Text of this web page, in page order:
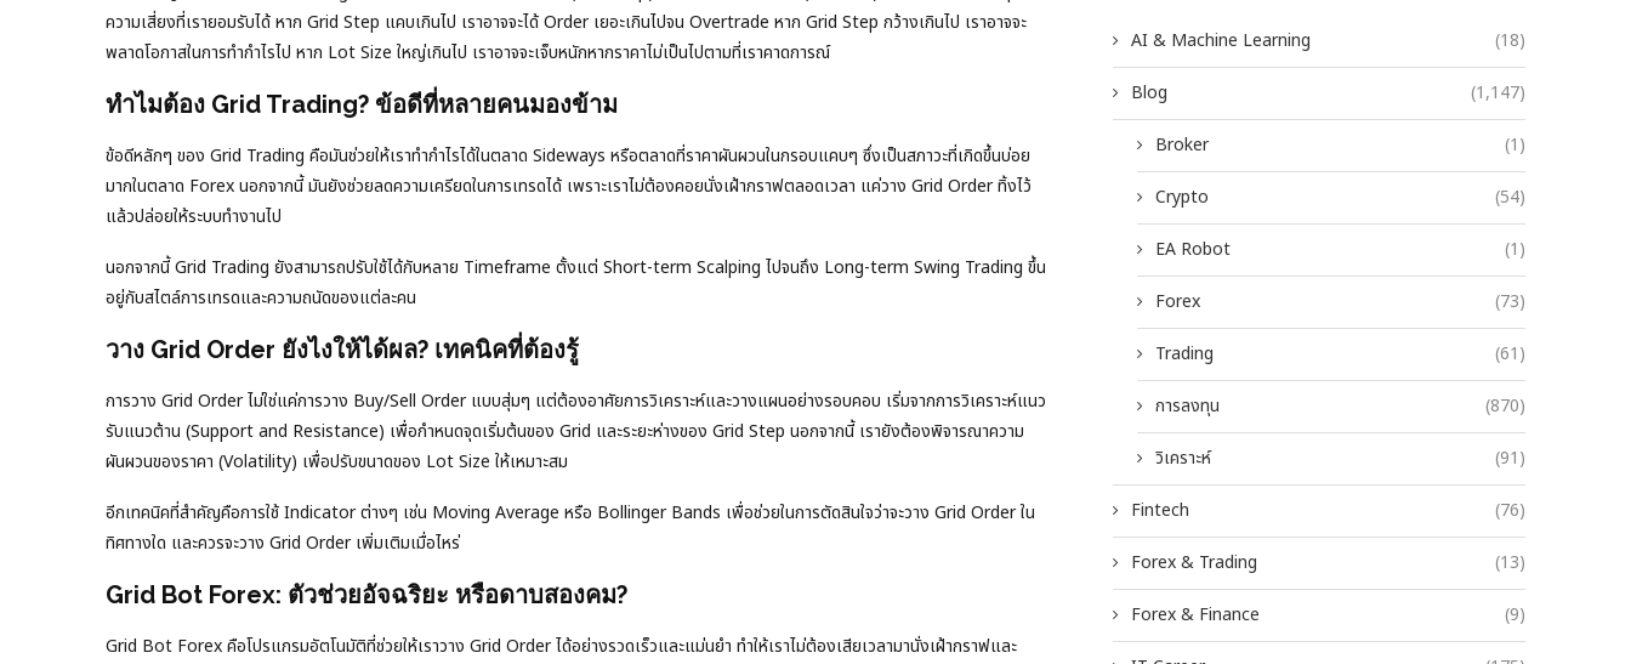
ความเสี่ยงที่เรายอมรับได้ หาก Grid Step แคบเกินไป เราอาจจะได้ Order เยอะเกินไปจน Overtrade หาก Grid Step กว้างเกินไป เราอาจจะ
พลาดโอกาสในการทำกำไรไป หาก Lot Size ใหญ่เกินไป เราอาจจะเจ็บหนักหากราคาไม่เป็นไปตามที่เราคาดการณ์
ทำไมต้อง Grid Trading? ข้อดีที่หลายคนมองข้าม
ข้อดีหลักๆ ของ Grid Trading คือมันช่วยให้เราทำกำไรได้ในตลาด Sideways หรือตลาดที่ราคาผันผวนในกรอบแคบๆ ซึ่งเป็นสภาวะที่เกิดขึ้นบ่อย
มากในตลาด Forex นอกจากนี้ มันยังช่วยลดความเครียดในการเทรดได้ เพราะเราไม่ต้องคอยนั่งเฝ้ากราฟตลอดเวลา แค่วาง Grid Order ทิ้งไว้
แล้วปล่อยให้ระบบทำงานไป
นอกจากนี้ Grid Trading ยังสามารถปรับใช้ได้กับหลาย Timeframe ตั้งแต่ Short-term Scalping ไปจนถึง Long-term Swing Trading ขึ้น
อยู่กับสไตล์การเทรดและความถนัดของแต่ละคน
วาง Grid Order ยังไงให้ได้ผล? เทคนิคที่ต้องรู้
การวาง Grid Order ไม่ใช่แค่การวาง Buy/Sell Order แบบสุ่มๆ แต่ต้องอาศัยการวิเคราะห์และวางแผนอย่างรอบคอบ เริ่มจากการวิเคราะห์แนว
รับแนวต้าน (Support and Resistance) เพื่อกำหนดจุดเริ่มต้นของ Grid และระยะห่างของ Grid Step นอกจากนี้ เรายังต้องพิจารณาความ
ผันผวนของราคา (Volatility) เพื่อปรับขนาดของ Lot Size ให้เหมาะสม
อีกเทคนิคที่สำคัญคือการใช้ Indicator ต่างๆ เช่น Moving Average หรือ Bollinger Bands เพื่อช่วยในการตัดสินใจว่าจะวาง Grid Order ใน
ทิศทางใด และควรจะวาง Grid Order เพิ่มเติมเมื่อไหร่
Grid Bot Forex: ตัวช่วยอัจฉริยะ หรือดาบสองคม?
Grid Bot Forex คือโปรแกรมอัตโนมัติที่ช่วยให้เราวาง Grid Order ได้อย่างรวดเร็วและแม่นยำ ทำให้เราไม่ต้องเสียเวลามานั่งเฝ้ากราฟและ
AI & Machine Learning (18)
Blog (1,147)
Broker (1)
Crypto (54)
EA Robot (1)
Forex (73)
Trading (61)
การลงทุน (870)
วิเคราะห์ (91)
Fintech (76)
Forex & Trading (13)
Forex & Finance (9)